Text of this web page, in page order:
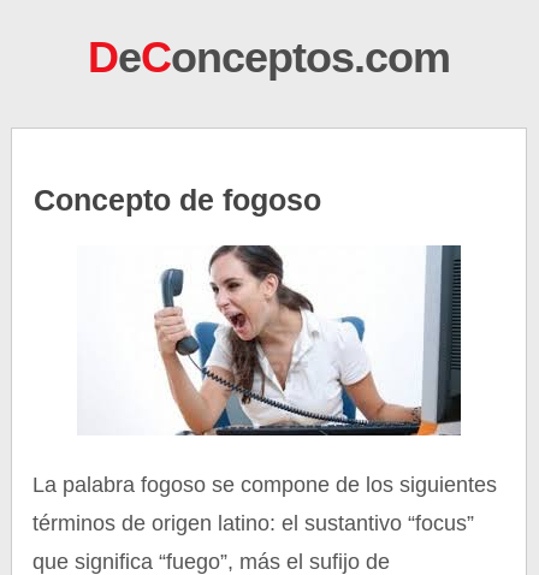
DeConceptos.com
Concepto de fogoso
La palabra fogoso se compone de los siguientes
términos de origen latino: el sustantivo “focus”
que significa “fuego”, más el sufijo de